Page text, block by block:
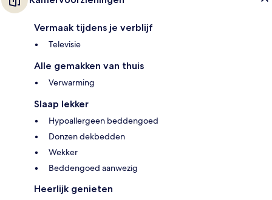
Vermaak tijdens je verblijf
Televisie
Alle gemakken van thuis
Verwarming
Slaap lekker
Hypoallergeen beddengoed
Donzen dekbedden
Wekker
Beddengoed aanwezig
Heerlijk genieten